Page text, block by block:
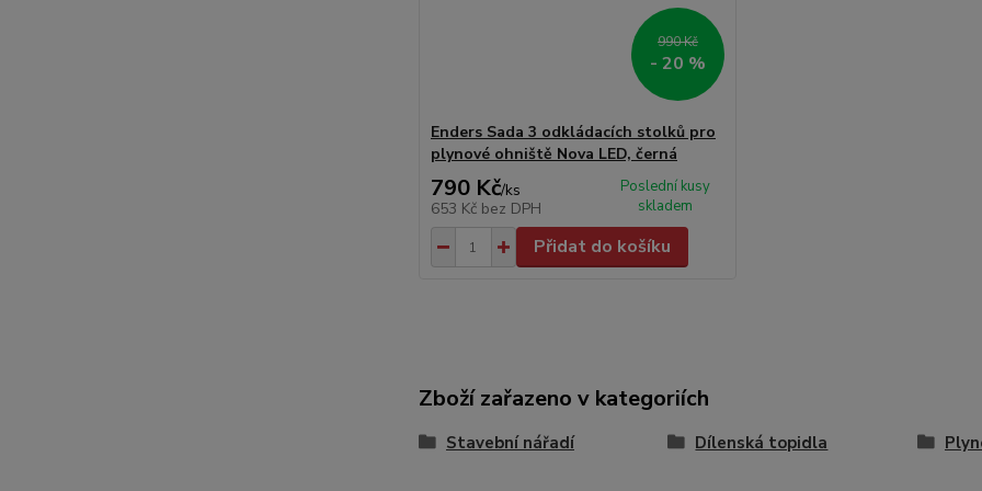
990 Kč
- 20 %
Enders Sada 3 odkládacích stolků pro
plynové ohniště Nova LED, černá
790 Kč/ks
653 Kč bez DPH
Poslední kusy
skladem
Přidat do košíku
Zboží zařazeno v kategoriích
Stavební nářadí Dílenská topidla